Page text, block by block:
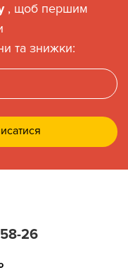
, щоб першим
та знижки:
26